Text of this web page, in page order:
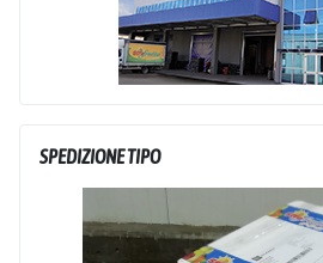
SPEDIZIONE TIPO